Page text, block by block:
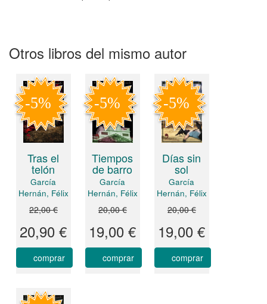
Otros libros del mismo autor
Tras el
telón
García
Hernán, Félix
22,00 €
20,90 €
comprar
Tiempos
de barro
García
Hernán, Félix
20,00 €
19,00 €
comprar
Días sin
sol
García
Hernán, Félix
20,00 €
19,00 €
comprar